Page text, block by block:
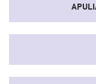
Unostrumentoche
sistema socio-
convertendoli in